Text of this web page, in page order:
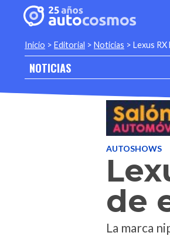
Inicio > Editorial > Noticias > Lexus RX
NOTICIAS
AUTOSHOWS
de
La marca